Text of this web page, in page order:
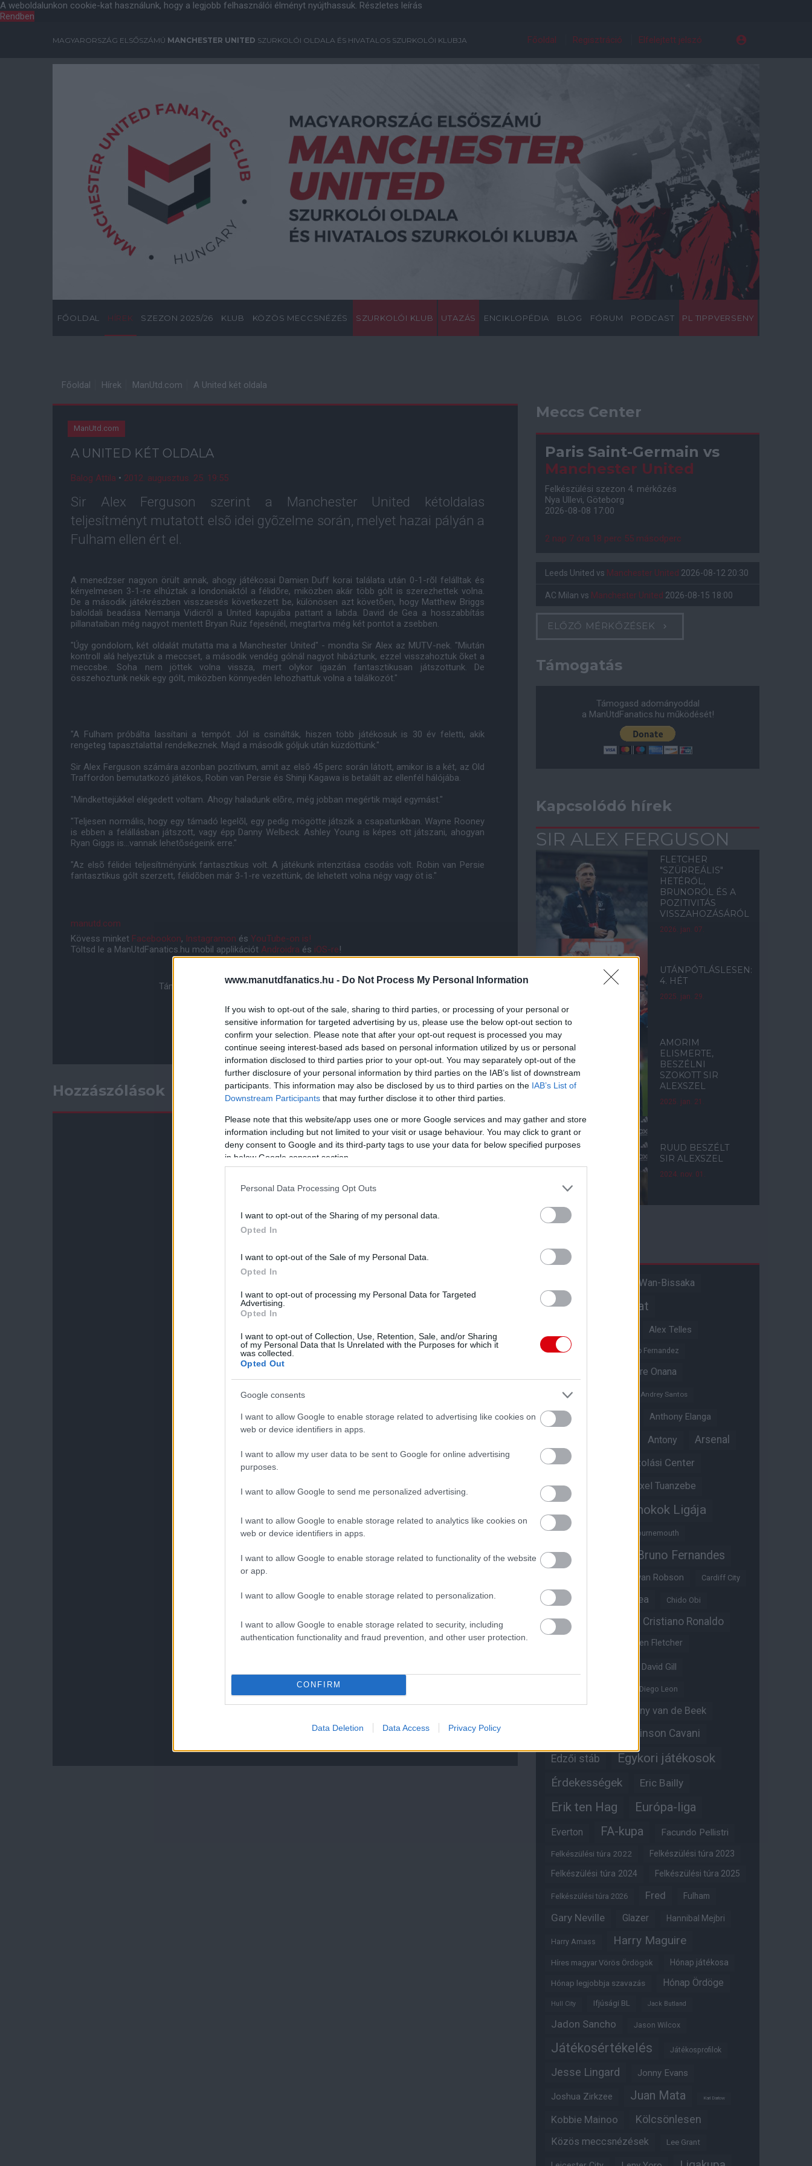
www.manutdfanatics.hu - Do Not Process My Personal Information
If you wish to opt-out of the sale, sharing to third parties, or processing of your personal or
sensitive information for targeted advertising by us, please use the below opt-out section to
confirm your selection. Please note that after your opt-out request is processed you may
continue seeing interest-based ads based on personal information utilized by us or personal
information disclosed to third parties prior to your opt-out. You may separately opt-out of the
further disclosure of your personal information by third parties on the IAB’s list of downstream
participants. This information may also be disclosed by us to third parties on the IAB’s List of
Downstream Participants that may further disclose it to other third parties.
Please note that this website/app uses one or more Google services and may gather and store
information including but not limited to your visit or usage behaviour. You may click to grant or
deny consent to Google and its third-party tags to use your data for below specified purposes
in below Google consent section.
Personal Data Processing Opt Outs
I want to opt-out of the Sharing of my personal data.
Opted In
I want to opt-out of the Sale of my Personal Data.
Opted In
I want to opt-out of processing my Personal Data for Targeted
Advertising.
Opted In
I want to opt-out of Collection, Use, Retention, Sale, and/or Sharing
of my Personal Data that Is Unrelated with the Purposes for which it
was collected.
Opted Out
Google consents
I want to allow Google to enable storage related to advertising like cookies on
web or device identifiers in apps.
I want to allow my user data to be sent to Google for online advertising
purposes.
I want to allow Google to send me personalized advertising.
I want to allow Google to enable storage related to analytics like cookies on
web or device identifiers in apps.
I want to allow Google to enable storage related to functionality of the website
or app.
I want to allow Google to enable storage related to personalization.
I want to allow Google to enable storage related to security, including
authentication functionality and fraud prevention, and other user protection.
CONFIRM
Data Deletion Data Access Privacy Policy
A weboldalunkon cookie-kat használunk, hogy a legjobb felhasználói élményt nyújthassuk. Részletes leírás
Rendben
MAGYARORSZÁG ELSŐSZÁMÚ MANCHESTER UNITED SZURKOLÓI OLDALA ÉS HIVATALOS SZURKOLÓI KLUBJA Főoldal Regisztráció Elfelejtett jelszó
FŐOLDAL HÍREK SZEZON 2025/26 KLUB KÖZÖS MECCSNÉZÉS SZURKOLÓI KLUB UTAZÁS ENCIKLOPÉDIA BLOG FÓRUM PODCAST PL TIPPVERSENY
Főoldal Hírek ManUtd.com A United két oldala
ManUtd.com
A UNITED KÉT OLDALA
Balog Attila • 2012. augusztus. 25. 19:55
Sir Alex Ferguson szerint a Manchester United kétoldalas
teljesítményt mutatott elsõ idei gyõzelme során, melyet hazai pályán a
Fulham ellen ért el.
A menedzser nagyon örült annak, ahogy játékosai Damien Duff korai találata után 0-1-rõl felálltak és
kényelmesen 3-1-re elhúztak a londoniaktól a félidõre, miközben akár több gólt is szerezhettek volna.
De a második játékrészben visszaesés következett be, különösen azt követõen, hogy Matthew Briggs
baloldali beadása Nemanja Vidicrõl a United kapujába pattant a labda. David de Gea a hosszabbítás
pillanataiban még nagyot mentett Bryan Ruiz fejesénél, megtartva még két pontot a zsebben.
"Úgy gondolom, két oldalát mutatta ma a Manchester United" - mondta Sir Alex az MUTV-nek. "Miután
kontroll alá helyeztük a meccset, a második vendég gólnál nagyot hibáztunk, ezzel visszahoztuk õket a
meccsbe. Soha nem jöttek volna vissza, mert olykor igazán fantasztikusan játszottunk. De
összehoztunk nekik egy gólt, miközben könnyedén lehozhattuk volna a találkozót."
"A Fulham próbálta lassítani a tempót. Jól is csinálták, hiszen több játékosuk is 30 év feletti, akik
rengeteg tapasztalattal rendelkeznek. Majd a második góljuk után küzdöttünk."
Sir Alex Ferguson számára azonban pozitívum, amit az elsõ 45 perc során látott, amikor is a két, az Old
Traffordon bemutatkozó játékos, Robin van Persie és Shinji Kagawa is betalált az ellenfél hálójába.
"Mindkettejükkel elégedett voltam. Ahogy haladunk elõre, még jobban megértik majd egymást."
"Teljesen normális, hogy egy támadó legelõl, egy pedig mögötte játszik a csapatunkban. Wayne Rooney
is ebben a felállásban játszott, vagy épp Danny Welbeck. Ashley Young is képes ott játszani, ahogyan
Ryan Giggs is...vannak lehetõségeink erre."
"Az elsõ félidei teljesítményünk fantasztikus volt. A játékunk intenzitása csodás volt. Robin van Persie
fantasztikus gólt szerzett, félidõben már 3-1-re vezettünk, de lehetett volna négy vagy öt is."
manutd.com
Kövess minket Facebookon, Instagramon és YouTube-on is!
Töltsd le a ManUtdFanatics.hu mobil applikációt Androidra és iOS-re!
Támogasd adományoddal a ManUtdFanatics.hu működését!
Hozzászólások
Meccs Center
Paris Saint-Germain vs
Manchester United
Felkészülési szezon 4. mérkőzés
Nya Ullevi, Göteborg
2026-08-08 17:00
2 nap 7 óra 18 perc 54 másodperc
Leeds United vs Manchester United 2026-08-12 20:30
AC Milan vs Manchester United 2026-08-15 18:00
ELŐZŐ MÉRKŐZÉSEK
Támogatás
Támogasd adományoddal
a ManUtdFanatics.hu működését!
Kapcsolódó hírek
SIR ALEX FERGUSON
FLETCHER
"SZÜRREÁLIS"
HETÉRŐL,
BRUNORÓL ÉS A
POZITIVITÁS
VISSZAHOZÁSÁRÓL
2026. jan. 07.
UTÁNPÓTLÁSLESEN:
4. HÉT
2025. jan. 29.
AMORIM
ELISMERTE,
BESZÉLNI
SZOKOTT SIR
ALEXSZEL
2025. jan. 21.
RUUD BESZÉLT
SIR ALEXSZEL
2024. nov. 01.
Aaron Wan-Bissaka
Akadémiai csapat
Alex Telles
Altay Bayindir Alvaro Fernandez
Andre Onana
Andreas Pereira
Andrey Santos
Angol válogatott Anthony Elanga
Antony Arsenal
Aston Villa Átigazolási Center
Átigazolások Axel Tuanzebe
Bajnokok Ligája
Benjamin Sesko Bournemouth
Brandon Williams Bruno Fernandes
Bryan Robson Cardiff City
Casemiro Chelsea Chido Obi
Christian Eriksen Cristiano Ronaldo
Darren Fletcher
David Gill
Diego Leon
Donny van de Beek
Edinson Cavani
Edzői stáb Egykori játékosok
Érdekességek Eric Bailly
Erik ten Hag Európa-liga
Everton FA-kupa Facundo Pellistri
Felkészülési túra 2022 Felkészülési túra 2023
Felkészülési túra 2024 Felkészülési túra 2025
Felkészülési túra 2026 Fred Fulham
Gary Neville Glazer Hannibal Mejbri
Harry Amass Harry Maguire
Híres magyar Vörös Ördögök Hónap játékosa
Hónap legjobbja szavazás Hónap Ördöge
Hull City Ifjúsági BL Jack Butland
Jadon Sancho Jason Wilcox
Játékosértékelés Játékosprofilok
Jesse Lingard Jonny Evans
Joshua Zirkzee Juan Mata Karl Darlow
Kobbie Mainoo Kölcsönlesen
Közös meccsnézések Lee Grant